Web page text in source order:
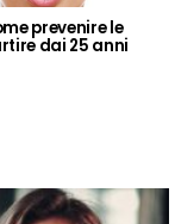
prevenire le
dai 25 anni